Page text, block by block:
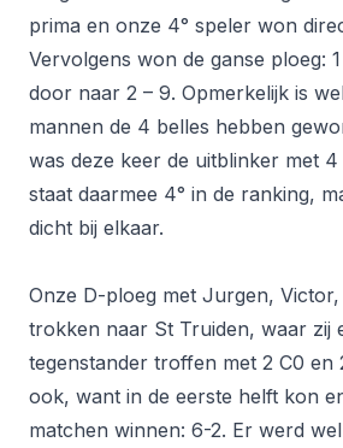
prima en onze 4° speler won
Vervolgens won de ganse ploeg:
door naar 2 – 9. Opmerkelijk is
mannen de 4 belles hebben
was deze keer de uitblinker met
staat daarmee 4° in de ranking,
dicht bij elkaar.
Onze D-ploeg met Jurgen,
trokken naar St Truiden, waar zij
tegenstander troffen met 2 C0 en
ook, want in de eerste helft kon
matchen winnen: 6-2. Er werd